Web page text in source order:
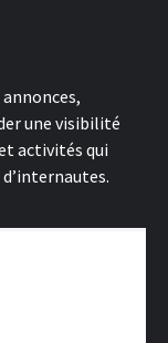
une visibilité
activités qui